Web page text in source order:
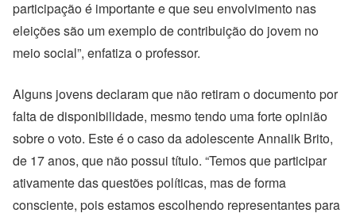
participação é importante e que seu envolvimento nas
eleições são um exemplo de contribuição do jovem no
meio social”, enfatiza o professor.
Alguns jovens declaram que não retiram o documento por
falta de disponibilidade, mesmo tendo uma forte opinião
sobre o voto. Este é o caso da adolescente Annalik Brito,
de 17 anos, que não possui título. “Temos que participar
ativamente das questões políticas, mas de forma
consciente, pois estamos escolhendo representantes para